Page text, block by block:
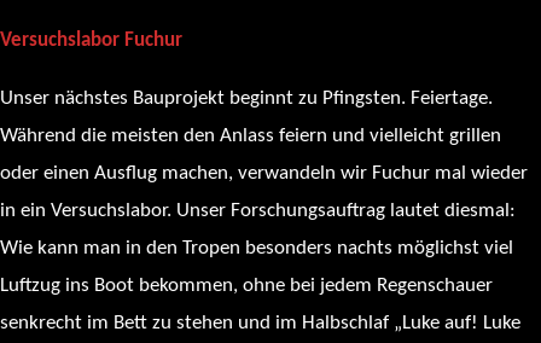
Versuchslabor Fuchur
Unser nächstes Bauprojekt beginnt zu Pfingsten. Feiertage.
Während die meisten den Anlass feiern und vielleicht grillen
oder einen Ausflug machen, verwandeln wir Fuchur mal wieder
in ein Versuchslabor. Unser Forschungsauftrag lautet diesmal:
Wie kann man in den Tropen besonders nachts möglichst viel
Luftzug ins Boot bekommen, ohne bei jedem Regenschauer
senkrecht im Bett zu stehen und im Halbschlaf „Luke auf! Luke